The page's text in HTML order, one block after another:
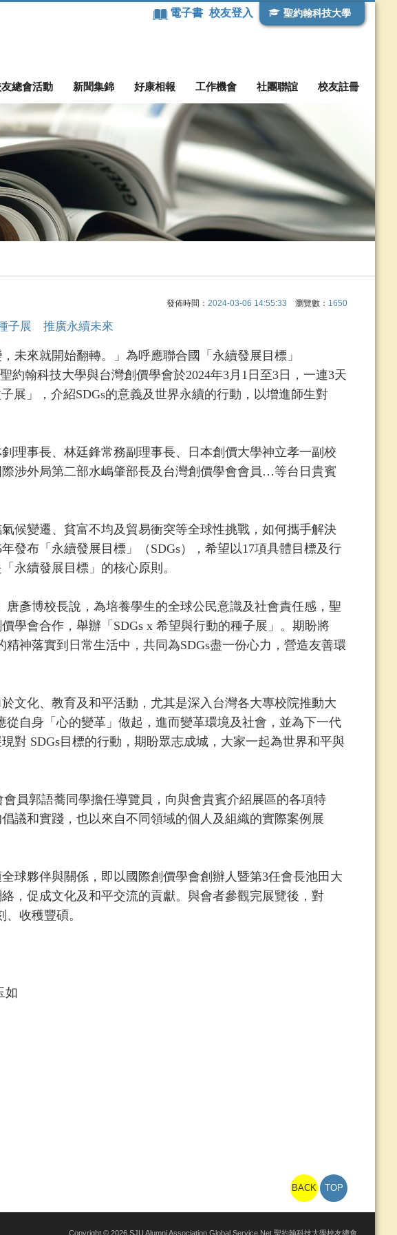
電子書 校友登入 聖約翰科技大學
總會活動 新聞集錦 好康相報 工作機會 社團聯誼 校友註冊
發佈時間： 2024-03-06 14:55:33 瀏覽數： 1650
子展 推廣永續未來
來就開始翻轉。」為呼應聯合國「永續發展目標」
聖約翰科技大學與台灣創價學會於2024年3月1日至3日，一連3天
展」，介紹SDGs的意義及世界永續的行動，以增進師生對
事長、林廷鋒常務副理事長、日本創價大學神立孝一副校
涉外局第二部水嶋肇部長及台灣創價學會會員…等台日貴賓
變遷、貧富不均及貿易衝突等全球性挑戰，如何攜手解決
發布「永續發展目標」（SDGs），希望以17項具體目標及行
永續發展目標」的核心原則。
彥博校長說，為培養學生的全球公民意識及社會責任感，聖
學會合作，舉辦「SDGs x 希望與行動的種子展」。期盼將
精神落實到日常生活中，共同為SDGs盡一份心力，營造友善環
化、教育及和平活動，尤其是深入台灣各大專校院推動大
從自身「心的變革」做起，進而變革環境及社會，並為下一代
對 SDGs目標的行動，期盼眾志成城，大家一起為世界和平與
員郭語蕎同學擔任導覽員，向與會貴賓介紹展區的各項特
議和實踐，也以來自不同領域的個人及組織的實際案例展
夥伴與關係，即以國際創價學會創辦人暨第3任會長池田大
，促成文化及和平交流的貢獻。與會者參觀完展覽後，對
收穫豐碩。
如
BACK TOP
Copyright © 2026 SJU Alumni Association Global Service Net 聖約翰科技大學校友總會